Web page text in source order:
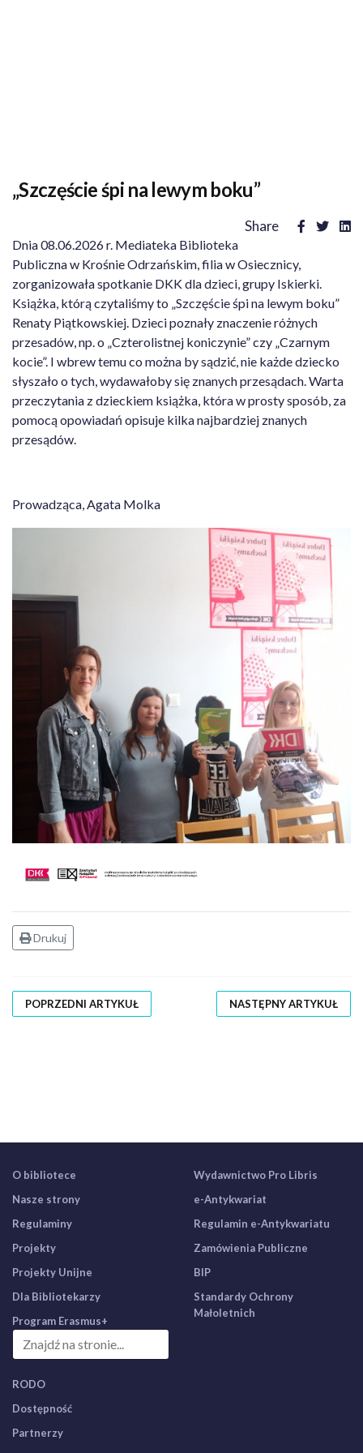
„Szczęście śpi na lewym boku”
Share
Dnia 08.06.2026 r. Mediateka Biblioteka
Publiczna w Krośnie Odrzańskim, filia w Osiecznicy,
zorganizowała spotkanie DKK dla dzieci, grupy Iskierki.
Książka, którą czytaliśmy to „Szczęście śpi na lewym boku”
Renaty Piątkowskiej. Dzieci poznały znaczenie różnych
przesadów, np. o „Czterolistnej koniczynie” czy „Czarnym
kocie”. I wbrew temu co można by sądzić, nie każde dziecko
słyszało o tych, wydawałoby się znanych przesądach. Warta
przeczytania z dzieckiem książka, która w prosty sposób, za
pomocą opowiadań opisuje kilka najbardziej znanych
przesądów.
Prowadząca, Agata Molka
Drukuj
POPRZEDNI ARTYKUŁ NASTĘPNY ARTYKUŁ
O bibliotece
Nasze strony
Regulaminy
Projekty
Projekty Unijne
Dla Bibliotekarzy
Program Erasmus+
Wydawnictwo Pro Libris
e-Antykwariat
Regulamin e-Antykwariatu
Zamówienia Publiczne
BIP
Standardy Ochrony
Małoletnich
RODO
Dostępność
Partnerzy